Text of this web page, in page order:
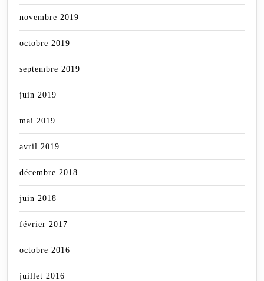
novembre 2019
octobre 2019
septembre 2019
juin 2019
mai 2019
avril 2019
décembre 2018
juin 2018
février 2017
octobre 2016
juillet 2016